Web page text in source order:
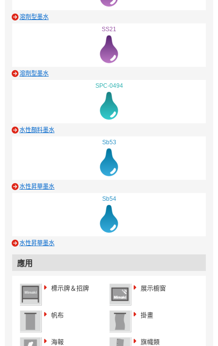
溶劑型墨水
SS21
溶劑型墨水
SPC-0494
水性顏料墨水
Sb53
水性昇華墨水
Sb54
水性昇華墨水
應用
標示牌＆招牌 展示櫥窗
帆布 掛畫
海報 旗幟類